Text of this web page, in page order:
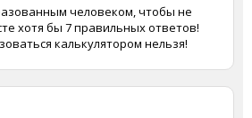
человеком, чтобы не
хотя бы 7 правильных ответов!
калькулятором нельзя!